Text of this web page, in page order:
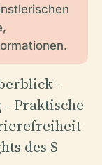
-
Praktische
des S